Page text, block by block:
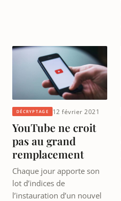
DÉCRYPTAGE 12 février 2021
YouTube ne croit
pas au grand
remplacement
Chaque jour apporte son
lot d’indices de
l’instauration d’un nouvel